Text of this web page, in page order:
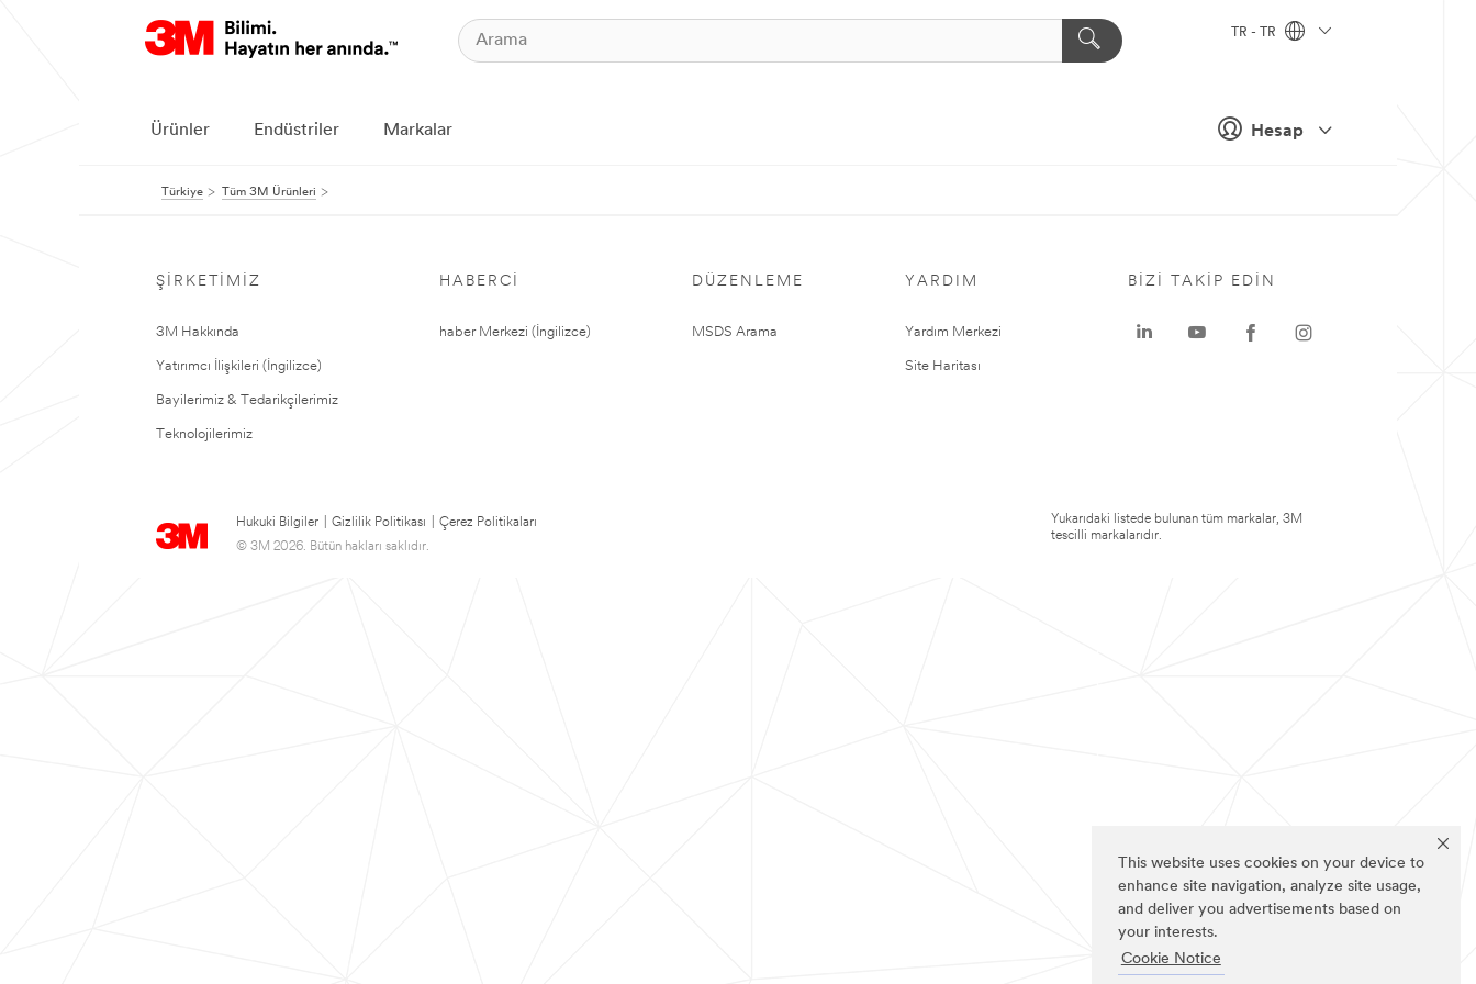
This website uses cookies on your device to
enhance site navigation, analyze site usage,
and deliver you advertisements based on
your interests.
Cookie Notice
Hesap
TR - TR
Ürünler Endüstriler Markalar
Türkiye Tüm 3M Ürünleri
ŞIRKETIMIZ
3M Hakkında
Yatırımcı İlişkileri (İngilizce)
Bayilerimiz & Tedarikçilerimiz
Teknolojilerimiz
HABERCI
haber Merkezi (İngilizce)
DÜZENLEME
MSDS Arama
YARDIM
Yardım Merkezi
Site Haritası
Hukuki Bilgiler Gizlilik Politikası
Çerez Politikaları
© 3M 2026. Bütün hakları saklıdır.
BIZI TAKIP EDIN
Yukarıdaki listede bulunan tüm markalar, 3M
tescilli markalarıdır.